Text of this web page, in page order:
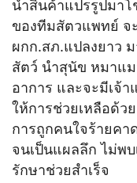
นำสินค้าแปรรูปมา
ของทีมสัตวแพทย์ จ
ผกก.สภ.แปลงยาว
สัตว์ นำสุนัข หมาแ
อาการ และจะมีเจ้
ให้การช่วยเหลือด้ว
การถูกคนใจร้ายคา
จนเป็นแผลลึก ไม่พ
รักษาช่วยสำเร็จ